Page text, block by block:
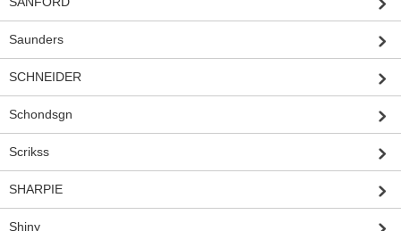
Saunders
SCHNEIDER
Schondsgn
Scrikss
SHARPIE
Shiny